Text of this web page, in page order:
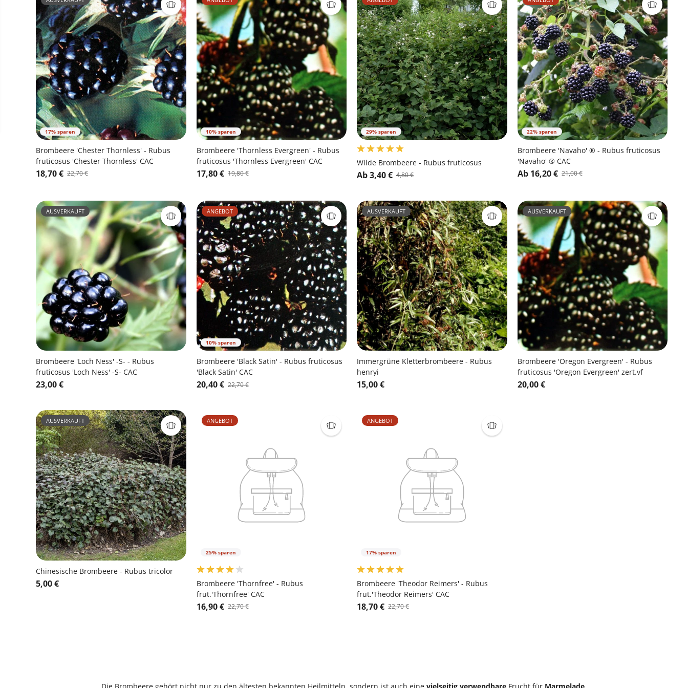
17% sparen
Brombeere 'Chester Thornless' - Rubus
fruticosus 'Chester Thornless' CAC
18,70 € 22,70 €
10% sparen
Brombeere 'Thornless Evergreen' - Rubus
fruticosus 'Thornless Evergreen' CAC
17,80 € 19,80 €
29% sparen
Wilde Brombeere - Rubus fruticosus
Ab 3,40 € 4,80 €
22% sparen
Brombeere 'Navaho' ® - Rubus fruticosus
'Navaho' ® CAC
Ab 16,20 € 21,00 €
AUSVERKAUFT
Brombeere 'Loch Ness' -S- - Rubus
fruticosus 'Loch Ness' -S- CAC
23,00 €
10% sparen
ANGEBOT
Brombeere 'Black Satin' - Rubus fruticosus
'Black Satin' CAC
20,40 € 22,70 €
AUSVERKAUFT
Immergrüne Kletterbrombeere - Rubus
henryi
15,00 €
AUSVERKAUFT
Brombeere 'Oregon Evergreen' - Rubus
fruticosus 'Oregon Evergreen' zert.vf
20,00 €
AUSVERKAUFT
Chinesische Brombeere - Rubus tricolor
5,00 €
25% sparen
ANGEBOT
Brombeere 'Thornfree' - Rubus
frut.'Thornfree' CAC
16,90 € 22,70 €
17% sparen
ANGEBOT
Brombeere 'Theodor Reimers' - Rubus
frut.'Theodor Reimers' CAC
18,70 € 22,70 €
Die Brombeere gehört nicht nur zu den ältesten bekannten Heilmitteln, sondern ist auch eine vielseitig verwendbare Frucht für Marmelade,